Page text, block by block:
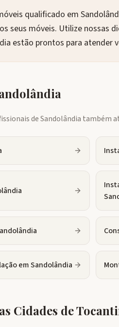
qualificado em
seus móveis. Utilize nossas
estão prontos para atender
deSandolândia também
emSandolândia
Cidades de